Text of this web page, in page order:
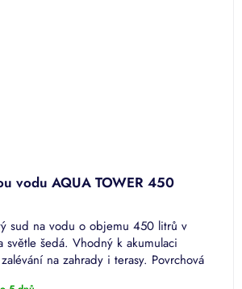
vodu AQUA TOWER 450
sud na vodu o objemu 450 litrů v
světle šedá. Vhodný k akumulaci
na zahrady i terasy. Povrchová